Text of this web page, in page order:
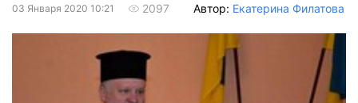
03 Января 2020 10:21 2097 Автор: Екатерина Филатова